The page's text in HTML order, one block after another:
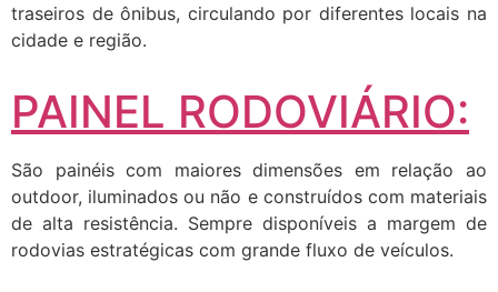
traseiros de ônibus, circulando por diferentes locais na
cidade e região.
PAINEL RODOVIÁRIO:
São painéis com maiores dimensões em relação ao
outdoor, iluminados ou não e construídos com materiais
de alta resistência. Sempre disponíveis a margem de
rodovias estratégicas com grande fluxo de veículos.